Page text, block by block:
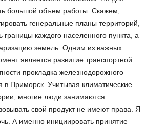
большой объем работы. Скажем,
генеральные планы территорий,
границы каждого населенного пункта, а
земель. Одним из важных
является развитие транспортной
прокладка железнодорожного
в Приморск. Учитывая климатические
многие люди занимаются
свой продукт не имеют права. Я
А именно инициировать принятие